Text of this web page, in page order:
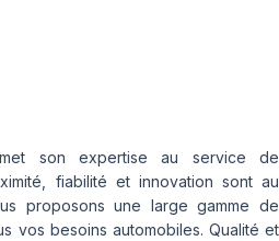
son expertise au service de
fiabilité et innovation sont au
proposons une large gamme de
vos besoins automobiles. Qualité et